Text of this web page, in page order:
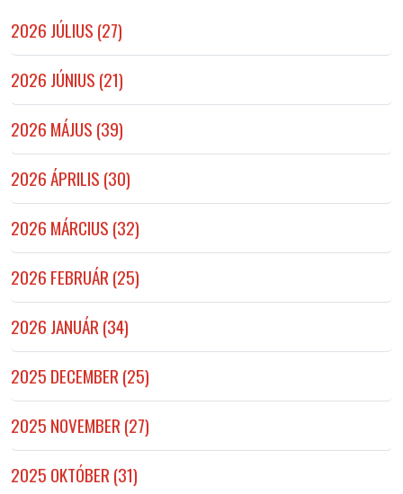
2026 JÚLIUS (27)
2026 JÚNIUS (21)
2026 MÁJUS (39)
2026 ÁPRILIS (30)
2026 MÁRCIUS (32)
2026 FEBRUÁR (25)
2026 JANUÁR (34)
2025 DECEMBER (25)
2025 NOVEMBER (27)
2025 OKTÓBER (31)